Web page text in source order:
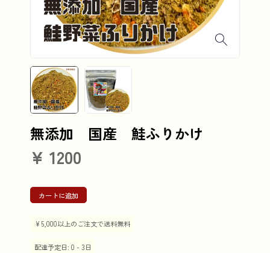
無添加 国産 鮭ふりかけ
¥ 1200
カートに追加
¥5,000以上のご注文で送料無料
配達予定日: 0 - 3日